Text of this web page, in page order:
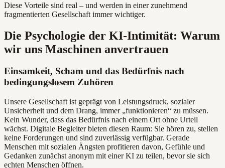
Diese Vorteile sind real – und werden in einer zunehmend
fragmentierten Gesellschaft immer wichtiger.
Die Psychologie der KI-Intimität: Warum
wir uns Maschinen anvertrauen
Einsamkeit, Scham und das Bedürfnis nach
bedingungslosem Zuhören
Unsere Gesellschaft ist geprägt von Leistungsdruck, sozialer
Unsicherheit und dem Drang, immer „funktionieren“ zu müssen.
Kein Wunder, dass das Bedürfnis nach einem Ort ohne Urteil
wächst. Digitale Begleiter bieten diesen Raum: Sie hören zu, stellen
keine Forderungen und sind zuverlässig verfügbar. Gerade
Menschen mit sozialen Ängsten profitieren davon, Gefühle und
Gedanken zunächst anonym mit einer KI zu teilen, bevor sie sich
echten Menschen öffnen.